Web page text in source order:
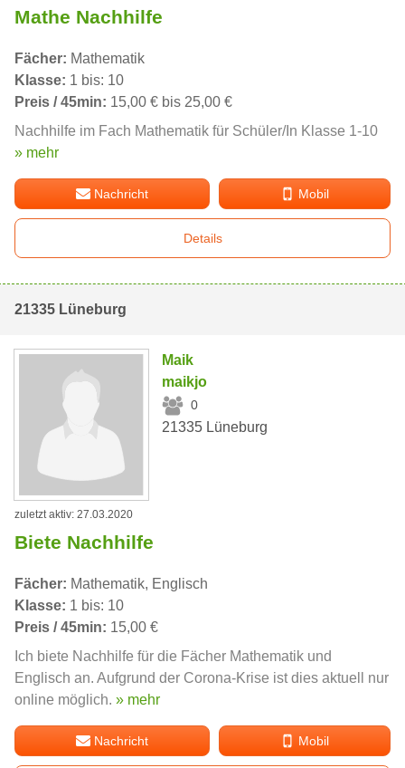
Mathe Nachhilfe
Fächer: Mathematik
Klasse: 1 bis: 10
Preis / 45min: 15,00 € bis 25,00 €
Nachhilfe im Fach Mathematik für Schüler/In Klasse 1-10
» mehr
Nachricht Mobil
Details
21335 Lüneburg
Maik
maikjo
0
21335 Lüneburg
zuletzt aktiv: 27.03.2020
Biete Nachhilfe
Fächer: Mathematik, Englisch
Klasse: 1 bis: 10
Preis / 45min: 15,00 €
Ich biete Nachhilfe für die Fächer Mathematik und
Englisch an. Aufgrund der Corona-Krise ist dies aktuell nur
online möglich. » mehr
Nachricht Mobil